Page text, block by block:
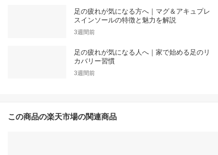
足の疲れが気になる方へ｜マグ＆アキュプレ
スインソールの特徴と魅力を解説
3週間前
足の疲れが気になる人へ｜家で始める足のリ
カバリー習慣
3週間前
この商品の楽天市場の関連商品